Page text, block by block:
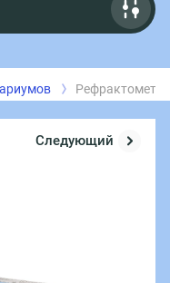
Рефрактометр
Следующий